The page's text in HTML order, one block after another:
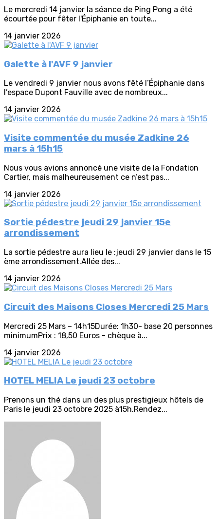
Le mercredi 14 janvier la séance de Ping Pong a été
écourtée pour fêter l'Épiphanie en toute...
14 janvier 2026
Galette à l'AVF 9 janvier
Le vendredi 9 janvier nous avons fêté l’Épiphanie dans
l’espace Dupont Fauville avec de nombreux...
14 janvier 2026
Visite commentée du musée Zadkine 26
mars à 15h15
Nous vous avions annoncé une visite de la Fondation
Cartier, mais malheureusement ce n’est pas...
14 janvier 2026
Sortie pédestre jeudi 29 janvier 15e
arrondissement
La sortie pédestre aura lieu le :jeudi 29 janvier dans le 15
ème arrondissement.Allée des...
14 janvier 2026
Circuit des Maisons Closes Mercredi 25 Mars
Mercredi 25 Mars – 14h15Durée: 1h30- base 20 personnes
minimumPrix : 18,50 Euros - chèque à...
14 janvier 2026
HOTEL MELIA Le jeudi 23 octobre
Prenons un thé dans un des plus prestigieux hôtels de
Paris le jeudi 23 octobre 2025 à15h.Rendez...